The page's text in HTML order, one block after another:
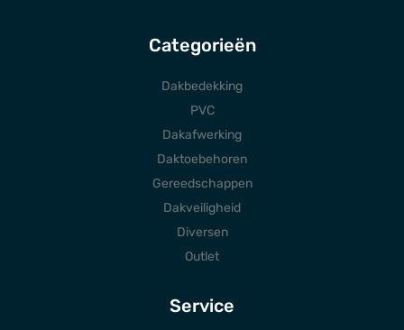
Categorieën
Dakbedekking
PVC
Dakafwerking
Daktoebehoren
Gereedschappen
Dakveiligheid
Diversen
Outlet
Service